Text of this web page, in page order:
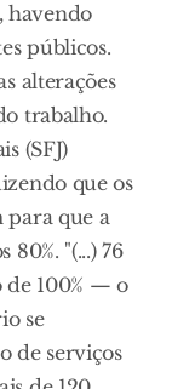
havendo
públicos.
alterações
trabalho.
(SFJ)
que os
para que a
"(...) 76
de 100% — o
se
de serviços